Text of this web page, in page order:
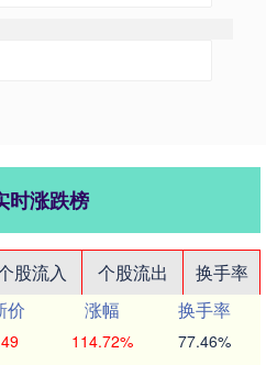
时涨跌榜
股流入 个股流出
换手率
价 涨幅
换手率
114.72% 77.46%